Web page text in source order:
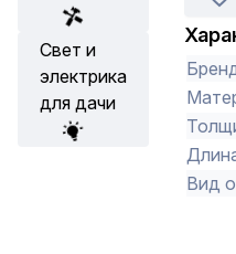
Свет и
электрика
для дачи
Вид